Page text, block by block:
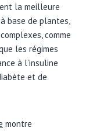
la meilleure
base de plantes,
comme
les régimes
à l’insuline
et de
montre